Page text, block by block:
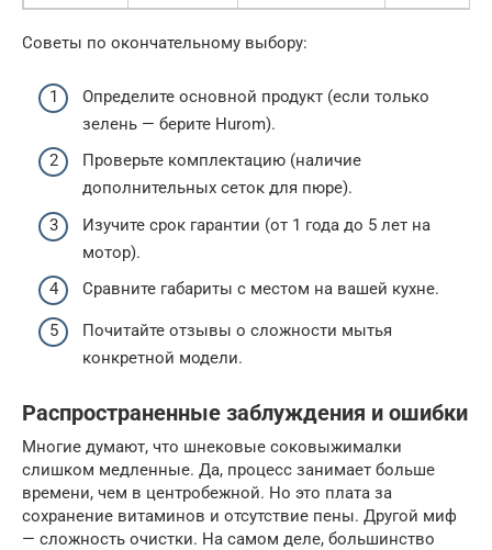
Советы по окончательному выбору:
Определите основной продукт (если только
зелень — берите Hurom).
Проверьте комплектацию (наличие
дополнительных сеток для пюре).
Изучите срок гарантии (от 1 года до 5 лет на
мотор).
Сравните габариты с местом на вашей кухне.
Почитайте отзывы о сложности мытья
конкретной модели.
Распространенные заблуждения и ошибки
Многие думают, что шнековые соковыжималки
слишком медленные. Да, процесс занимает больше
времени, чем в центробежной. Но это плата за
сохранение витаминов и отсутствие пены. Другой миф
— сложность очистки. На самом деле, большинство